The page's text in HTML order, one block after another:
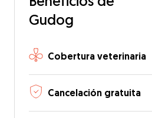
Gudog
Cobertura veterinaria
Cancelación gratuita